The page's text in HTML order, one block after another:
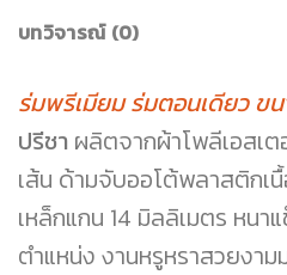
บทวิจารณ์ (0)
ร่มพรีเมียม ร่มตอนเดียว ข
ปรีชา ผลิตจากผ้าโพลีเอสเ
เส้น ด้ามจับออโต้พลาสติกเ
เหล็กแกน 14 มิลลิเมตร หนา
ตำแหน่ง งานหรูหราสวยงาม